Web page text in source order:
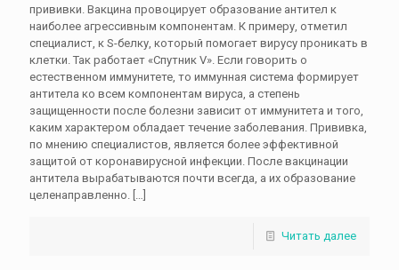
прививки. Вакцина провоцирует образование антител к
наиболее агрессивным компонентам. К примеру, отметил
специалист, к S-белку, который помогает вирусу проникать в
клетки. Так работает «Спутник V». Если говорить о
естественном иммунитете, то иммунная система формирует
антитела ко всем компонентам вируса, а степень
защищенности после болезни зависит от иммунитета и того,
каким характером обладает течение заболевания. Прививка,
по мнению специалистов, является более эффективной
защитой от коронавирусной инфекции. После вакцинации
антитела вырабатываются почти всегда, а их образование
целенаправленно. […]
Читать далее